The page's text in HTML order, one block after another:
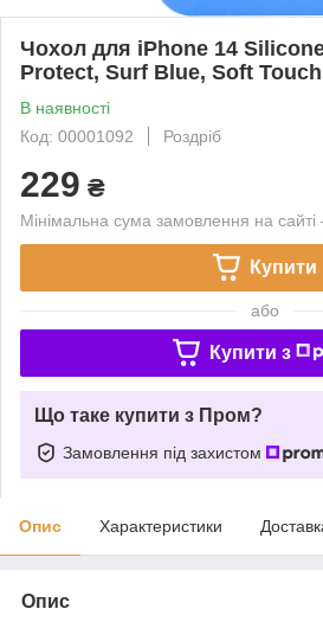
Чохол для iPhone 14
Protect, Surf Blue, Soft
В наявності
Код: 00001092
Роздріб
229 ₴
Мінімальна сума замовлення на
Купити
або
Купити з
Що таке купити з Пром?
Замовлення під захистом
Опис Характеристики
Опис